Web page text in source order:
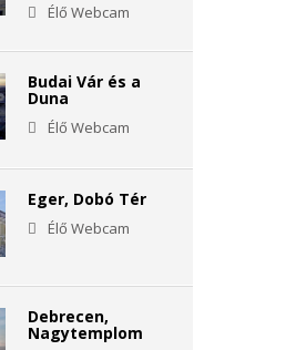
Élő Webcam
Budai Vár és a
Duna
Élő Webcam
Eger, Dobó Tér
Élő Webcam
Debrecen,
Nagytemplom